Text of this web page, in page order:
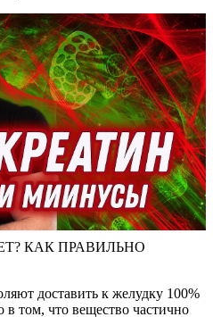
КАК ПРАВИЛЬНО
доставить к желудку 100%
том, что вещество частично